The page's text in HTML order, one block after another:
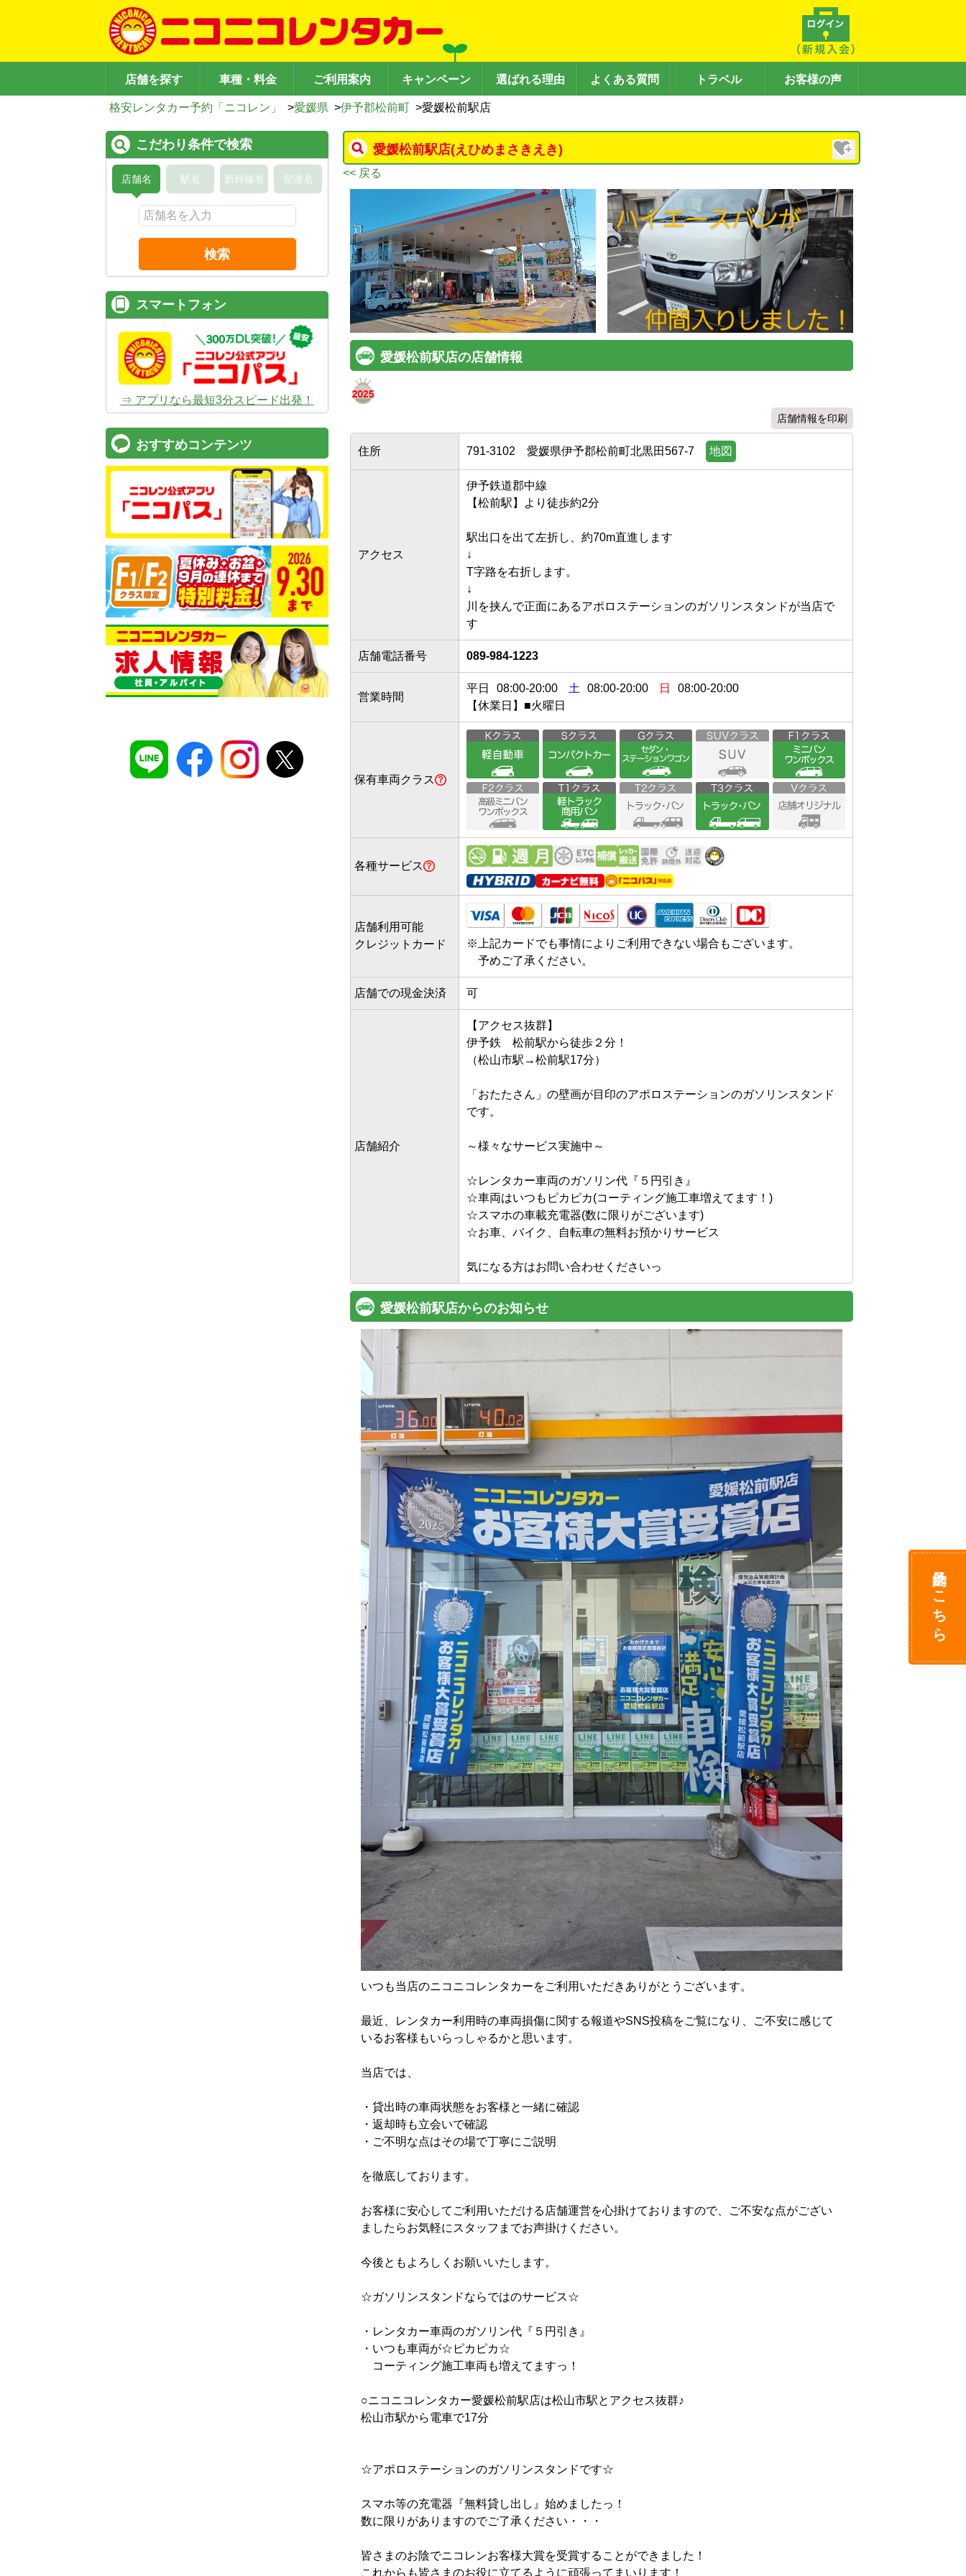
店舗を探す 車種・料金 ご利用案内 キャンペーン 選ばれる理由 よくある質問 トラベル お客様の声
格安レンタカー予約「ニコレン」 >愛媛県 >伊予郡松前町 >愛媛松前駅店
愛媛松前駅店(えひめまさきえき)
<< 戻る
愛媛松前駅店の店舗情報
店舗情報を印刷
住所 791-3102 愛媛県伊予郡松前町北黒田567-7 地図
アクセス
伊予鉄道郡中線
【松前駅】より徒歩約2分
駅出口を出て左折し、約70m直進します
↓
T字路を右折します。
↓
川を挟んで正面にあるアポロステーションのガソリンスタンドが当店で
す
店舗電話番号 089-984-1223
営業時間
平日 08:00-20:00 土 08:00-20:00 日
08:00-20:00
【休業日】■火曜日
保有車両クラス
各種サービス
店舗利用可能
クレジットカード
※ 上記カードでも事情によりご利用できない場合もございます。
予めご了承ください。
店舗での現金決済 可
店舗紹介
【アクセス抜群】
伊予鉄　松前駅から徒歩２分！
（松山市駅→松前駅17分）
「おたたさん」の壁画が目印のアポロステーションのガソリンスタンド
です。
～様々なサービス実施中～
☆レンタカー車両のガソリン代『５円引き』
☆車両はいつもピカピカ(コーティング施工車増えてます！)
☆スマホの車載充電器(数に限りがございます)
☆お車、バイク、自転車の無料お預かりサービス
気になる方はお問い合わせくださいっ
愛媛松前駅店からのお知らせ
いつも当店のニコニコレンタカーをご利用いただきありがとうございます。
最近、レンタカー利用時の車両損傷に関する報道やSNS投稿をご覧になり、ご不安に感じて
いるお客様もいらっしゃるかと思います。
当店では、
・貸出時の車両状態をお客様と一緒に確認
・返却時も立会いで確認
・ご不明な点はその場で丁寧にご説明
を徹底しております。
お客様に安心してご利用いただける店舗運営を心掛けておりますので、ご不安な点がござい
ましたらお気軽にスタッフまでお声掛けください。
今後ともよろしくお願いいたします。
☆ガソリンスタンドならではのサービス☆
・レンタカー車両のガソリン代『５円引き』
・いつも車両が☆ピカピカ☆
コーティング施工車両も増えてますっ！
○ニコニコレンタカー愛媛松前駅店は松山市駅とアクセス抜群♪
松山市駅から電車で17分
☆アポロステーションのガソリンスタンドです☆
スマホ等の充電器『無料貸し出し』始めましたっ！
数に限りがありますのでご了承ください・・・
皆さまのお陰でニコレンお客様大賞を受賞することができました！
これからも皆さまのお役に立てるように頑張ってまいります！
予約はこちら
こだわり条件で検索
店舗名 駅名 新幹線名 空港名
検索
スマートフォン
⇒ アプリなら最短3分スピード出発！
おすすめコンテンツ